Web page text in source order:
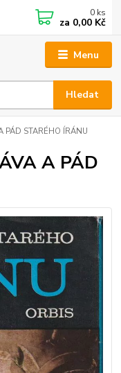
Menu
Hledat
0 ks
za 0,00 Kč
PÁD STARÉHO ÍRÁNU
A PÁD